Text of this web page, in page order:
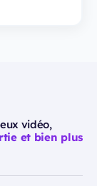
vidéo,
et bien plus